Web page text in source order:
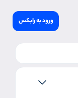
ورود به رابکس